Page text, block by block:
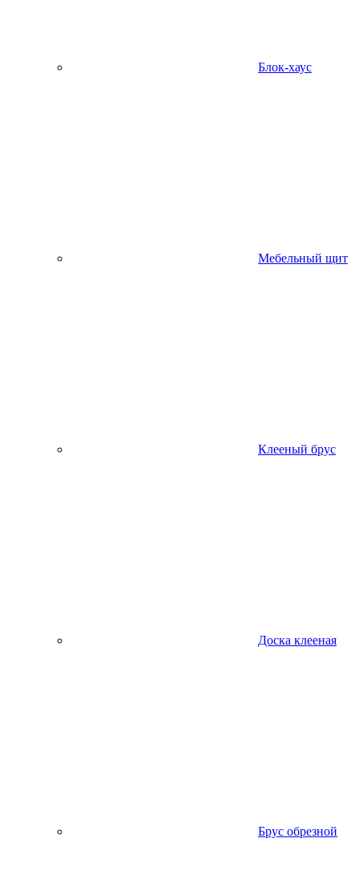
Блок-хаус
Мебельный щит
Клееный брус
Доска клееная
Брус обрезной